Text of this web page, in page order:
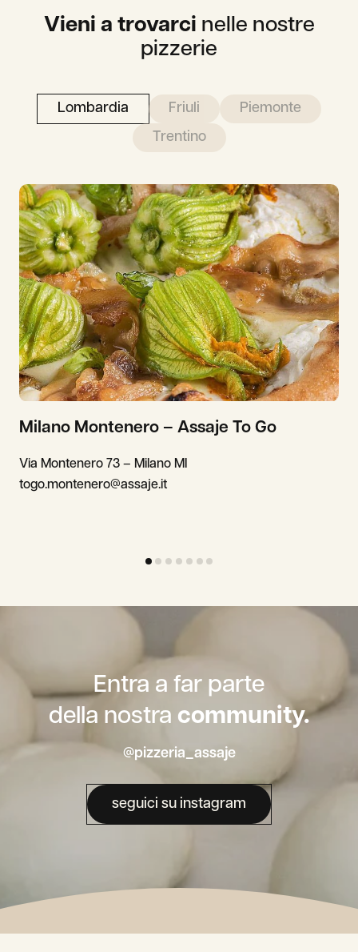
Vieni a trovarci nelle nostre
pizzerie
Lombardia Friuli
Piemonte
Trentino
Milano Montenero – Assaje To Go
Via Montenero 73 – Milano MI
togo.montenero@assaje.it
Entra a far parte
della nostra community.
@pizzeria_assaje
seguici su instagram